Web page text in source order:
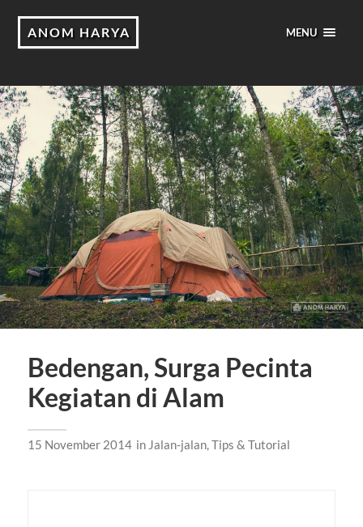
ANOM HARYA MENU
Bedengan, Surga Pecinta
Kegiatan di Alam
15 November 2014 in Jalan-jalan,Tips & Tutorial